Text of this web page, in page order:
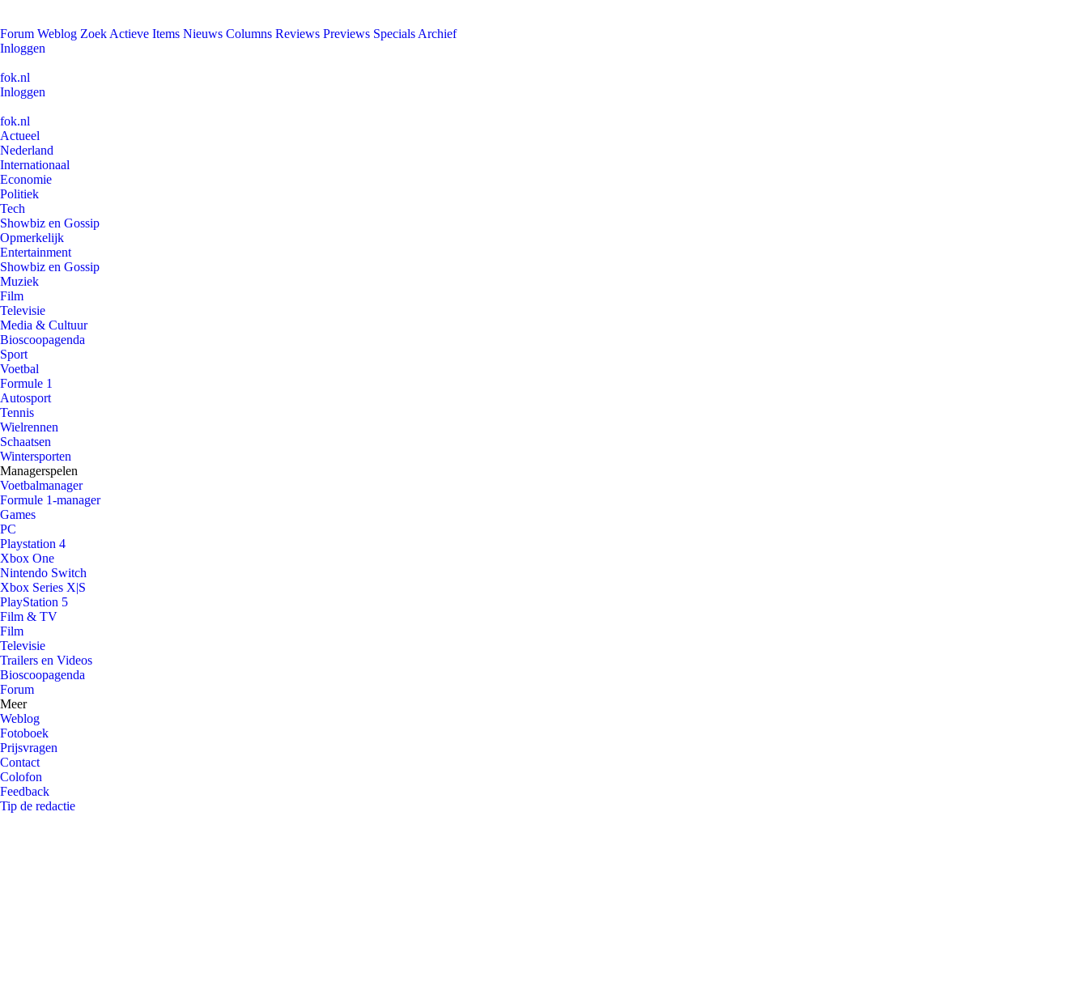
Forum Weblog Zoek Actieve Items Nieuws Columns Reviews Previews Specials Archief
Inloggen
fok.nl
Inloggen
fok.nl
Actueel
Nederland
Internationaal
Economie
Politiek
Tech
Showbiz en Gossip
Opmerkelijk
Entertainment
Showbiz en Gossip
Muziek
Film
Televisie
Media & Cultuur
Bioscoopagenda
Sport
Voetbal
Formule 1
Autosport
Tennis
Wielrennen
Schaatsen
Wintersporten
Managerspelen
Voetbalmanager
Formule 1-manager
Games
PC
Playstation 4
Xbox One
Nintendo Switch
Xbox Series X|S
PlayStation 5
Film & TV
Film
Televisie
Trailers en Videos
Bioscoopagenda
Forum
Meer
Weblog
Fotoboek
Prijsvragen
Contact
Colofon
Feedback
Tip de redactie